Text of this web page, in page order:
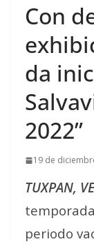
Con
da
2022”
19 de
TUXPAN,
periodo